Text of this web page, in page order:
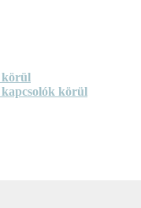
körül
körül